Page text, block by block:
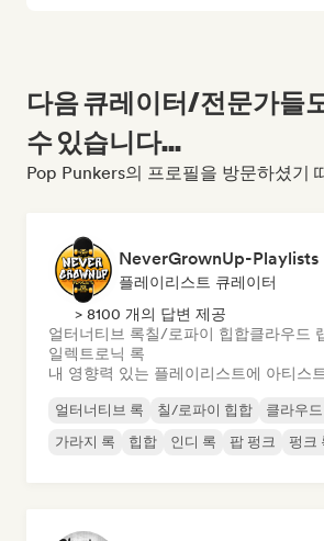
다음 큐레이터/전문가들
수 있습니다...
Pop Punkers의 프로필을 방문하셨기
NeverGrownUp-Playlists
플레이리스트 큐레이터
> 8100 개의 답변 제공
얼터너티브 록칠/로파이 힙합클라우드
일렉트로닉 록
내 영향력 있는 플레이리스트에 아티스
얼터너티브 록 칠/로파이 힙합
클라우
가라지 록
힙합 인디 록 팝 펑크 펑크